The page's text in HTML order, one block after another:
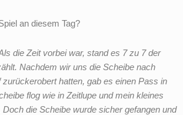
an diesem Tag?
die Zeit vorbei war, stand es 7 zu 7 der
Nachdem wir uns die Scheibe nach
zurückerobert hatten, gab es einen Pass in
flog wie in Zeitlupe und mein kleines
die Scheibe wurde sicher gefangen und